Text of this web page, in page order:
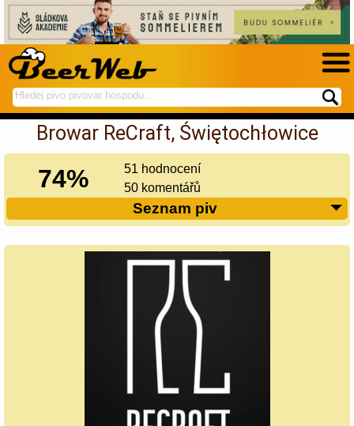
hledej
na
BeerWeb
spustí
hledání
Browar ReCraft, Świętochłowice
74%
51 hodnocení
50 komentářů
Seznam piv